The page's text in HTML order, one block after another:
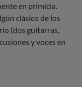
en primicia.
clásico de los
(dos guitarras,
y voces en